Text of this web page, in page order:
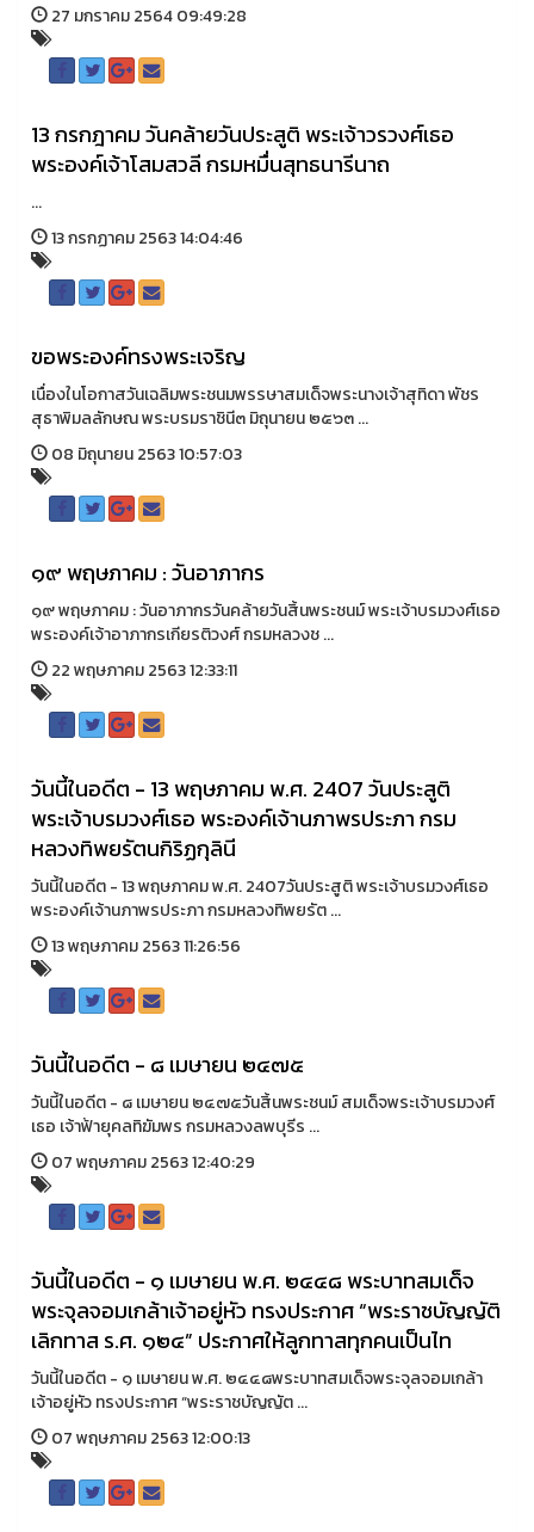
27 มกราคม 2564 09:49:28
13 กรกฎาคม วันคล้ายวันประสูติ พระเจ้าวรวงศ์เธอ
พระองค์เจ้าโสมสวลี กรมหมื่นสุทธนารีนาถ
...
13 กรกฏาคม 2563 14:04:46
ขอพระองค์ทรงพระเจริญ
เนื่องในโอกาสวันเฉลิมพระชนมพรรษาสมเด็จพระนางเจ้าสุทิดา พัชร
สุธาพิมลลักษณ พระบรมราชินี๓ มิถุนายน ๒๕๖๓ ...
08 มิถุนายน 2563 10:57:03
๑๙ พฤษภาคม : วันอาภากร
๑๙ พฤษภาคม : วันอาภากรวันคล้ายวันสิ้นพระชนม์ พระเจ้าบรมวงศ์เธอ
พระองค์เจ้าอาภากรเกียรติวงศ์ กรมหลวงช ...
22 พฤษภาคม 2563 12:33:11
วันนี้ในอดีต - 13 พฤษภาคม พ.ศ. 2407 วันประสูติ
พระเจ้าบรมวงศ์เธอ พระองค์เจ้านภาพรประภา กรม
หลวงทิพยรัตนกิริฏกุลินี
วันนี้ในอดีต - 13 พฤษภาคม พ.ศ. 2407วันประสูติ พระเจ้าบรมวงศ์เธอ
พระองค์เจ้านภาพรประภา กรมหลวงทิพยรัต ...
13 พฤษภาคม 2563 11:26:56
วันนี้ในอดีต - ๘ เมษายน ๒๔๗๕
วันนี้ในอดีต - ๘ เมษายน ๒๔๗๕วันสิ้นพระชนม์ สมเด็จพระเจ้าบรมวงศ์
เธอ เจ้าฟ้ายุคลทิฆัมพร กรมหลวงลพบุรีร ...
07 พฤษภาคม 2563 12:40:29
วันนี้ในอดีต - ๑ เมษายน พ.ศ. ๒๔๔๘ พระบาทสมเด็จ
พระจุลจอมเกล้าเจ้าอยู่หัว ทรงประกาศ “พระราชบัญญัติ
เลิกทาส ร.ศ. ๑๒๔” ประกาศให้ลูกทาสทุกคนเป็นไท
วันนี้ในอดีต - ๑ เมษายน พ.ศ. ๒๔๔๘พระบาทสมเด็จพระจุลจอมเกล้า
เจ้าอยู่หัว ทรงประกาศ “พระราชบัญญัต ...
07 พฤษภาคม 2563 12:00:13